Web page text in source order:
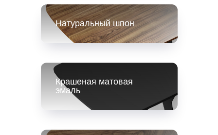
Натуральный шпон
Крашеная матовая
эмаль